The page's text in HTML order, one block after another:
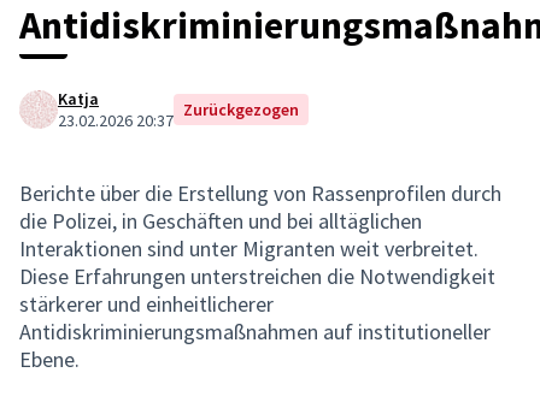
Katja
23.02.2026 20:37 Zurückgezogen
Berichte über die Erstellung von Rassenprofilen durch
die Polizei, in Geschäften und bei alltäglichen
Interaktionen sind unter Migranten weit verbreitet.
Diese Erfahrungen unterstreichen die Notwendigkeit
stärkerer und einheitlicherer
Antidiskriminierungsmaßnahmen auf institutioneller
Ebene.